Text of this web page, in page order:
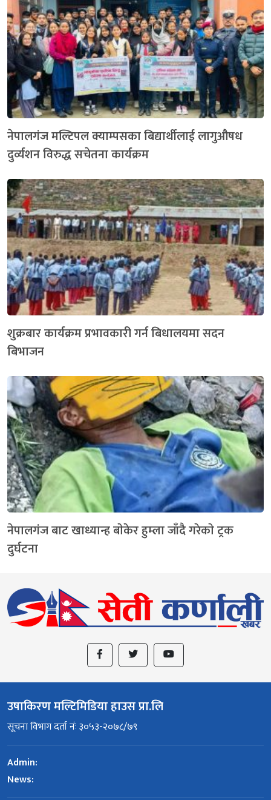
नेपालगंज मल्टिपल क्याम्पसका बिद्यार्थीलाई लागुऔषध
दुर्व्यशन विरुद्ध सचेतना कार्यक्रम
शुक्रबार कार्यक्रम प्रभावकारी गर्न बिधालयमा सदन
बिभाजन
नेपालगंज बाट खाध्यान्ह बाेकेर हुम्ला जाँदै गरेकाे ट्रक
दुर्घटना
उषाकिरण मल्टिमिडिया हाउस प्रा.लि
सूचना विभाग दर्ता नंः ३०५३-२०७८/७९
Admin:
News: